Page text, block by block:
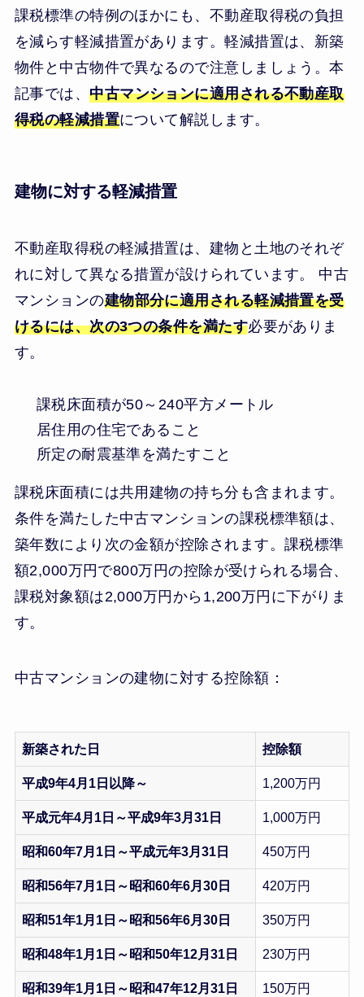
課税標準の特例のほかにも、不動産取得税の負担
を減らす軽減措置があります。軽減措置は、新築
物件と中古物件で異なるので注意しましょう。本
記事では、中古マンションに適用される不動産取
得税の軽減措置について解説します。
建物に対する軽減措置
不動産取得税の軽減措置は、建物と土地のそれぞ
れに対して異なる措置が設けられています。 中古
マンションの建物部分に適用される軽減措置を受
けるには、次の3つの条件を満たす必要がありま
す。
課税床面積が50～240平方メートル
居住用の住宅であること
所定の耐震基準を満たすこと
課税床面積には共用建物の持ち分も含まれます。
条件を満たした中古マンションの課税標準額は、
築年数により次の金額が控除されます。課税標準
額2,000万円で800万円の控除が受けられる場合、
課税対象額は2,000万円から1,200万円に下がりま
す。
中古マンションの建物に対する控除額：
新築された日 控除額
平成9年4月1日以降～ 1,200万円
平成元年4月1日～平成9年3月31日 1,000万円
昭和60年7月1日～平成元年3月31日 450万円
昭和56年7月1日～昭和60年6月30日 420万円
昭和51年1月1日～昭和56年6月30日 350万円
昭和48年1月1日～昭和50年12月31日 230万円
昭和39年1月1日～昭和47年12月31日 150万円